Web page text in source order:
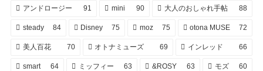
アンドロージー 91 mini 90 大人のおしゃれ手帖 88
steady 84 Disney 75 moz 75 otona MUSE 72
美人百花 70 オトナミューズ 69 インレッド 66
smart 64 ミッフィー 63 &ROSY 63 モズ 60